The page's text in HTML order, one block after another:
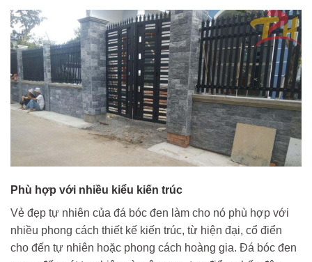
Phù hợp với nhiều kiểu kiến trúc
Vẻ đẹp tự nhiên của đá bóc đen làm cho nó phù hợp với
nhiều phong cách thiết kế kiến trúc, từ hiện đại, cổ điển
cho đến tự nhiên hoặc phong cách hoàng gia. Đá bóc đen